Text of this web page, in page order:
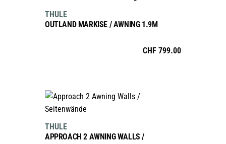
können
der
OUTLAND MARKISE / AWNING 1.9M
CHF 799.00
THULE
AUSFÜHRUNG WÄHLEN
weist
APPROACH 2 AWNING WALLS /
THULE